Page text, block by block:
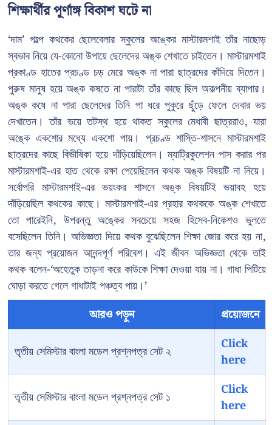
শিক্ষার্থীর পূর্ণাঙ্গ বিকাশ ঘটে না
‘দাম’ গল্পে কথকের ছেলেবেলার স্কুলের অঙ্কের মাস্টারমশাই তাঁর নাছোড়
স্বভাব নিয়ে যে-কোনো উপায়ে ছেলেদের অঙ্ক শেখাতে চাইতেন। মাস্টারমশাই
প্রকাণ্ড হাতের প্রচণ্ড চড় মেরে অঙ্ক না পারা ছাত্রদের কাঁদিয়ে দিতেন।
পুরুষ মানুষ হয়ে অঙ্ক কষতে না পারাটা তাঁর কাছে ছিল অকল্পনীয় ব্যাপার।
অঙ্ক কষে না পারা ছেলেদের তিনি পা ধরে পুকুরে ছুঁড়ে ফেলে দেবার ভয়
দেখাতেন। তাঁর ভয়ে তটস্থ হয়ে থাকত স্কুলের মেধাবী ছাত্ররাও, যারা
অঙ্কে একশোর মধ্যে একশো পায়। প্রচণ্ড শাস্তি-শাসনে মাস্টারমশাই
ছাত্রদের কাছে বিভীষিকা হয়ে দাঁড়িয়েছিলেন। ম্যাট্রিকুলেশন পাস করার পর
মাস্টারমশাই-এর হাত থেকে রক্ষা পেয়েছিলেন কথক অঙ্ক বিষয়টি না নিয়ে।
সর্বোপরি মাস্টারমশাই-এর ভয়ংকর শাসনে অঙ্ক বিষয়টিই ভয়াবহ হয়ে
দাঁড়িয়েছিল কথকের কাছে। মাস্টারমশাই-এর প্রহার কথককে অঙ্ক শেখাতে
তো পারেইনি, উপরন্তু অঙ্কের সবচেয়ে সহজ হিসেব-নিকেশও ভুলতে
বসেছিলেন তিনি। অভিজ্ঞতা দিয়ে কথক বুঝেছিলেন শিক্ষা জোর করে হয় না,
তার জন্য প্রয়োজন আনন্দপূর্ণ পরিবেশ। এই জীবন অভিজ্ঞতা থেকে তাই
কথক বলেন-‘অহেতুক তাড়না করে কাউকে শিক্ষা দেওয়া যায় না। গাধা পিটিয়ে
ঘোড়া করতে গেলে গাধাটাই পঞ্চত্ব পায়।’
আরও পড়ুন
প্রয়োজনে
তৃতীয় সেমিস্টার বাংলা মডেল প্রশ্নপত্র সেট ২
Click
here
তৃতীয় সেমিস্টার বাংলা মডেল প্রশ্নপত্র সেট ১
Click
here